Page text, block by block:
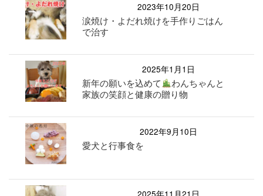
2023年10月20日
涙焼け・よだれ焼けを手作りごはん
で治す
2025年1月1日
新年の願いを込めて
わんちゃんと
家族の笑顔と健康の贈り物
2022年9月10日
愛犬と行事食を